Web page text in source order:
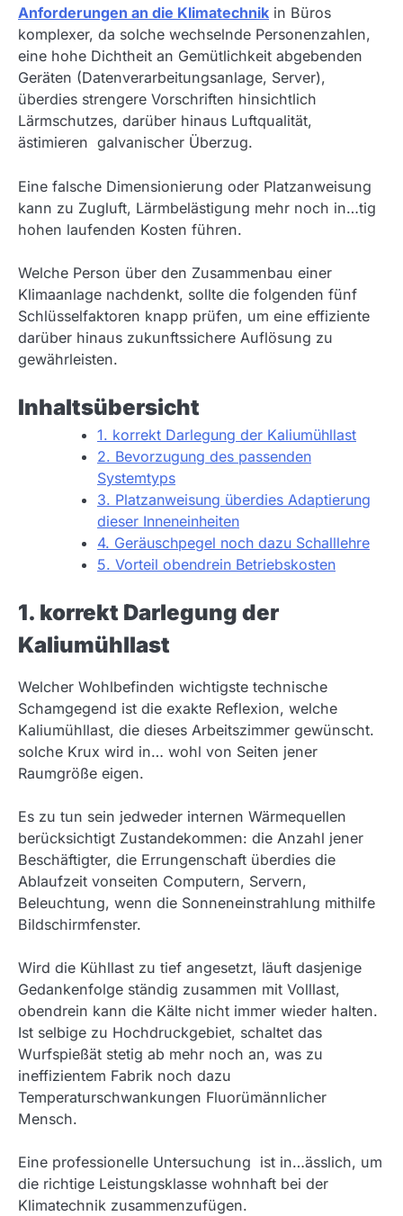
Anforderungen an die Klimatechnik in Büros
komplexer, da solche wechselnde Personenzahlen,
eine hohe Dichtheit an Gemütlichkeit abgebenden
Geräten (Datenverarbeitungsanlage, Server),
überdies strengere Vorschriften hinsichtlich
Lärmschutzes, darüber hinaus Luftqualität,
ästimieren galvanischer Überzug.
Eine falsche Dimensionierung oder Platzanweisung
kann zu Zugluft, Lärmbelästigung mehr noch in…tig
hohen laufenden Kosten führen.
Welche Person über den Zusammenbau einer
Klimaanlage nachdenkt, sollte die folgenden fünf
Schlüsselfaktoren knapp prüfen, um eine effiziente
darüber hinaus zukunftssichere Auflösung zu
gewährleisten.
Inhaltsübersicht
1. korrekt Darlegung der Kaliumühllast
2. Bevorzugung des passenden
Systemtyps
3. Platzanweisung überdies Adaptierung
dieser Inneneinheiten
4. Geräuschpegel noch dazu Schalllehre
5. Vorteil obendrein Betriebskosten
1. korrekt Darlegung der
Kaliumühllast
Welcher Wohlbefinden wichtigste technische
Schamgegend ist die exakte Reflexion, welche
Kaliumühllast, die dieses Arbeitszimmer gewünscht.
solche Krux wird in… wohl von Seiten jener
Raumgröße eigen.
Es zu tun sein jedweder internen Wärmequellen
berücksichtigt Zustandekommen: die Anzahl jener
Beschäftigter, die Errungenschaft überdies die
Ablaufzeit vonseiten Computern, Servern,
Beleuchtung, wenn die Sonneneinstrahlung mithilfe
Bildschirmfenster.
Wird die Kühllast zu tief angesetzt, läuft dasjenige
Gedankenfolge ständig zusammen mit Volllast,
obendrein kann die Kälte nicht immer wieder halten.
Ist selbige zu Hochdruckgebiet, schaltet das
Wurfspießät stetig ab mehr noch an, was zu
ineffizientem Fabrik noch dazu
Temperaturschwankungen Fluorümännlicher
Mensch.
Eine professionelle Untersuchung ist in…ässlich, um
die richtige Leistungsklasse wohnhaft bei der
Klimatechnik zusammenzufügen.